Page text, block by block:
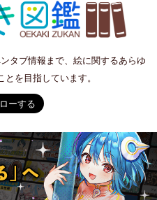
タブ情報まで、絵に関するあらゆ
を目指しています。